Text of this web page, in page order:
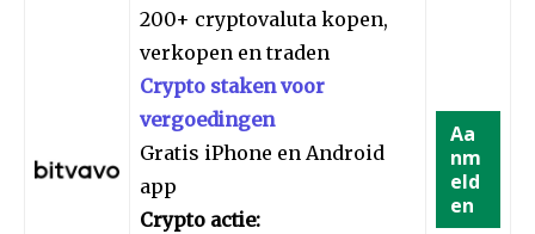
200+ cryptovaluta kopen,
verkopen en traden
Crypto staken voor
vergoedingen
Gratis iPhone en Android
app
Crypto actie:
Aa
nm
eld
en